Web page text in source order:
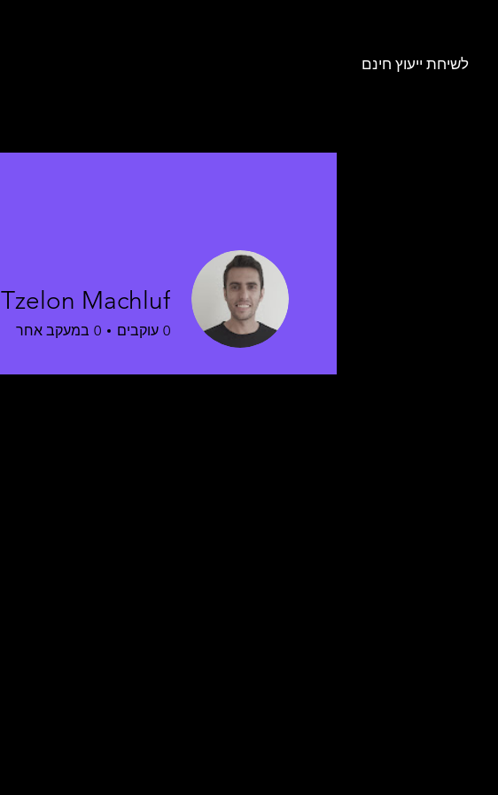
לשיחת ייעוץ חינם
Tzelon Machluf
0 עוקבים 0 במעקב אחר